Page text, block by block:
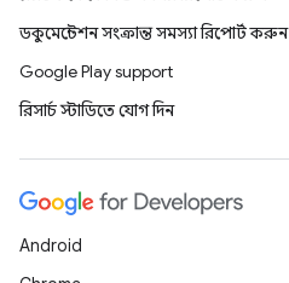
ডকুমেন্টেশন সংক্রান্ত সমস্যা রিপোর্ট করুন
Google Play support
রিসার্চ স্টাডিতে যোগ দিন
Android